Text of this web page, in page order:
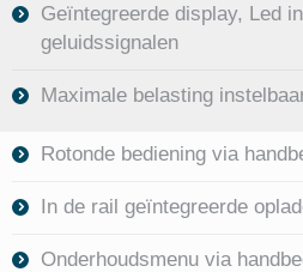
Geïntegreerde display, Led
geluidssignalen
Maximale belasting
Rotonde bediening via
In de rail geïntegreerde
Onderhoudsmenu via